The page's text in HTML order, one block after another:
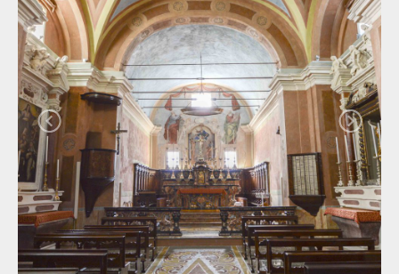
ACCUEIL
BÉNÉVOLES
CONTACTS
PRESS